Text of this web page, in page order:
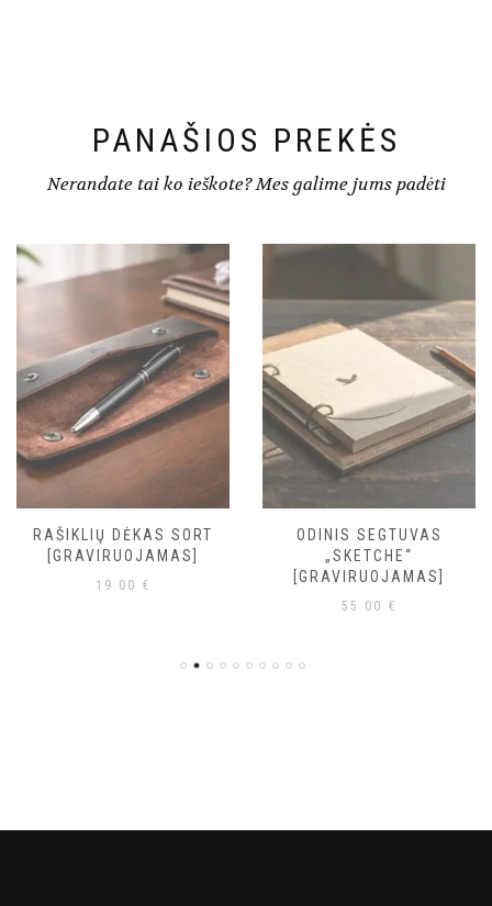
PANAŠIOS PREKĖS
Nerandate tai ko ieškote? Mes galime jums padėti
RAŠIKLIŲ DĖKAS SORT
[GRAVIRUOJAMAS]
19.00 €
ODINIS SEGTUVAS
„SKETCHE“
[GRAVIRUOJAMAS]
55.00 €